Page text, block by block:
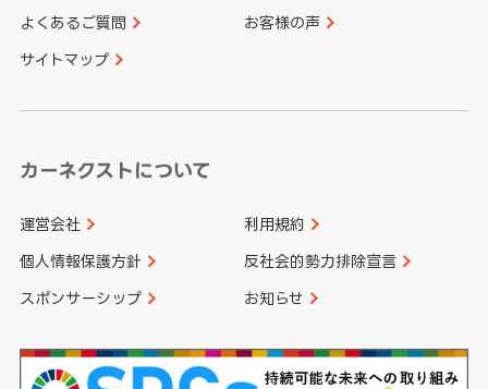
香川県 愛媛県
大分県 宮崎県
よくあるご質問 お客様の声
サイトマップ
カーネクストについて
運営会社 利用規約
個人情報保護方針 反社会的勢力排除宣言
スポンサーシップ お知らせ